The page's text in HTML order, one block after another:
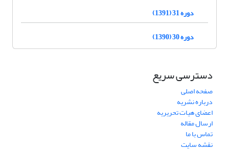
دوره 31 (1391)
دوره 30 (1390)
دسترسی سریع
صفحه اصلی
درباره نشریه
اعضای هیات تحریریه
ارسال مقاله
تماس با ما
نقشه سایت